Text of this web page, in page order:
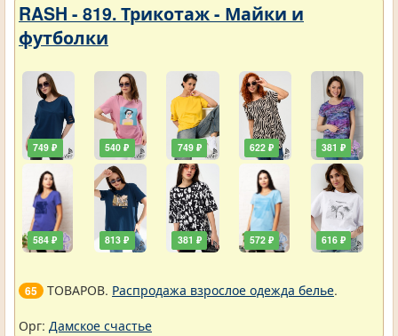
RASH - 819. Трикотаж - Майки и
футболки
749 ₽
584 ₽
540 ₽
813 ₽
749 ₽
381 ₽
622 ₽
572 ₽
381 ₽
616 ₽
65 ТОВАРОВ. Распродажа взрослое одежда белье.
Орг: Дамское счастье